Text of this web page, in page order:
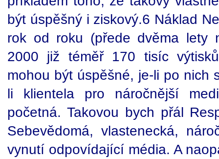
být úspěšný i ziskový.6 Náklad
rok od roku (přede dvěma lety
2000 již téměř 170 tisíc
mohou být úspěšné, je-li po nich
li klientela pro náročnější
početná. Takovou bych přál
Sebevědomá, vlastenecká,
vynutí odpovídající média. A